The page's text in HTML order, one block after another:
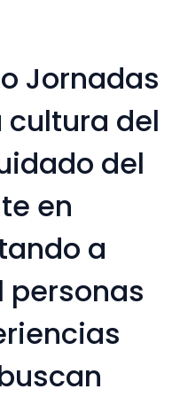
Jornadas
cultura del
del
en
a
personas